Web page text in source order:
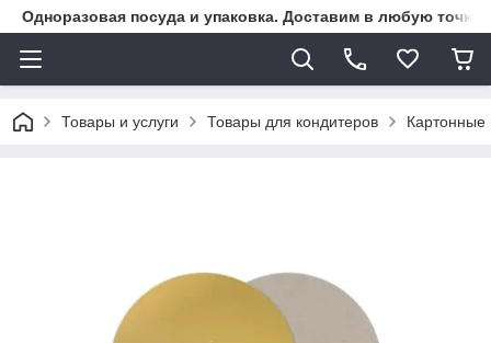
Одноразовая посуда и упаковка. Доставим в любую точку
Товары и услуги Товары для кондитеров Картонные